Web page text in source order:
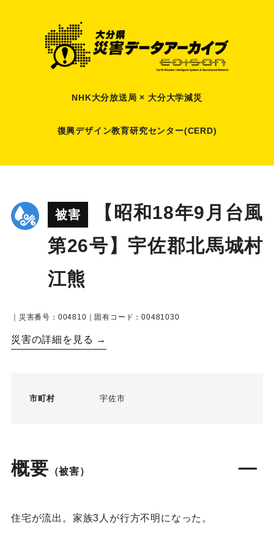
NHK大分放送局 × 大分大学減災
復興デザイン教育研究センター(CERD)
被害
【昭和18年9月台風
第26号】宇佐郡北馬城村
江熊
｜災害番号：004810｜固有コード：00481030
災害の詳細を見る →
市町村 宇佐市
概要 （被害）
住宅が流出。家族3人が行方不明になった。